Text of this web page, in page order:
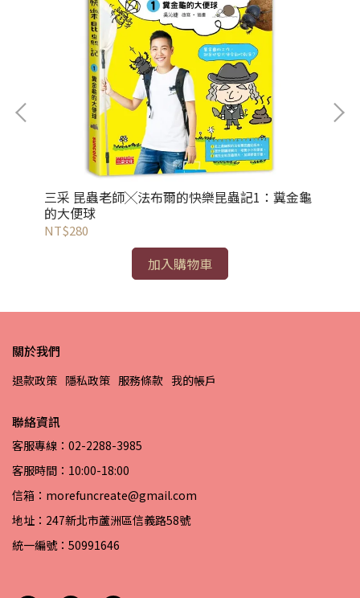
三采 昆蟲老師╳法布爾的快樂昆蟲記1：糞金龜
的大便球
NT$280
加入購物車
關於我們
退款政策 隱私政策 服務條款 我的帳戶
聯絡資訊
客服專線：02-2288-3985
客服時間：10:00-18:00
信箱：morefuncreate@gmail.com
地址：247新北市蘆洲區信義路58號
統一編號：50991646